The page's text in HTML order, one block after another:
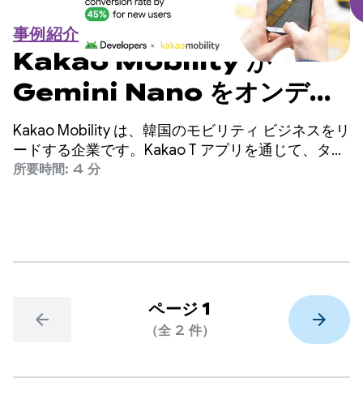
事例紹介
Kakao Mobility が
Gemini Nano をオンデバ
イスで使用してコストを削減
し、通話コンバージョンを
45% 向上
Kakao Mobility は、韓国のモビリティ ビジネスをリ
ードする企業です。Kakao T アプリを通じて、タク
シー配車、ナビゲーション、自転車やスクーターの
所要時間: 4 分
arrow_back ページ 1
（全 2 件） arrow_forward